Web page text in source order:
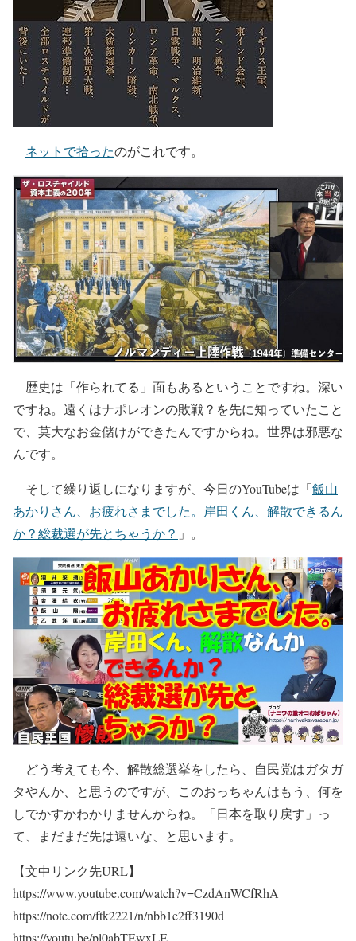
ネットで拾ったのがこれです。
歴史は「作られてる」面もあるということですね。深い
ですね。遠くはナポレオンの敗戦？を先に知っていたこと
で、莫大なお金儲けができたんですからね。世界は邪悪な
んです。
そして繰り返しになりますが、今日のYouTubeは「飯山
あかりさん、お疲れさまでした。岸田くん、解散できるん
か？総裁選が先とちゃうか？ 」。
どう考えても今、解散総選挙をしたら、自民党はガタガ
タやんか、と思うのですが、このおっちゃんはもう、何を
しでかすかわかりませんからね。「日本を取り戻す」っ
て、まだまだ先は遠いな、と思います。
【文中リンク先URL】
https://www.youtube.com/watch?v=CzdAnWCfRhA
https://note.com/ftk2221/n/nbb1e2ff3190d
https://youtu.be/pl0abTEwxLE